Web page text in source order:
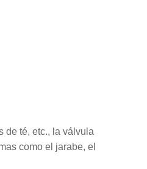
de té, etc., la válvula
como el jarabe, el